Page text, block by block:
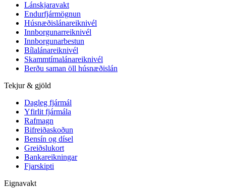
Lánskjaravakt
Endurfjármögnun
Húsnæðislánareiknivél
Innborgunarreiknivél
Innborgunarbestun
Bílalánareiknivél
Skammtímalánareiknivél
Berðu saman öll húsnæðislán
Tekjur & gjöld
Dagleg fjármál
Yfirlit fjármála
Rafmagn
Bifreiðaskoðun
Bensín og dísel
Greiðslukort
Bankareikningar
Fjarskipti
Eignavakt